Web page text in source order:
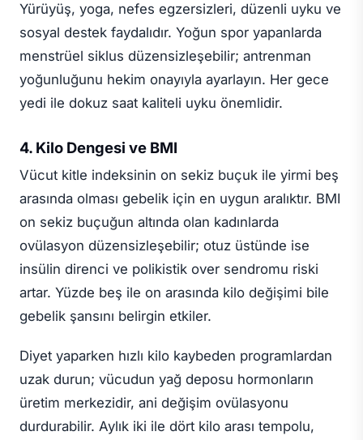
Yürüyüş, yoga, nefes egzersizleri, düzenli uyku ve
sosyal destek faydalıdır. Yoğun spor yapanlarda
menstrüel siklus düzensizleşebilir; antrenman
yoğunluğunu hekim onayıyla ayarlayın. Her gece
yedi ile dokuz saat kaliteli uyku önemlidir.
4. Kilo Dengesi ve BMI
Vücut kitle indeksinin on sekiz buçuk ile yirmi beş
arasında olması gebelik için en uygun aralıktır. BMI
on sekiz buçuğun altında olan kadınlarda
ovülasyon düzensizleşebilir; otuz üstünde ise
insülin direnci ve polikistik over sendromu riski
artar. Yüzde beş ile on arasında kilo değişimi bile
gebelik şansını belirgin etkiler.
Diyet yaparken hızlı kilo kaybeden programlardan
uzak durun; vücudun yağ deposu hormonların
üretim merkezidir, ani değişim ovülasyonu
durdurabilir. Aylık iki ile dört kilo arası tempolu,